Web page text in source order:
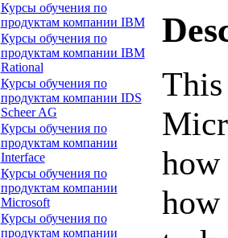
Курсы обучения по
продуктам компании IBM
Курсы обучения по
продуктам компании IBM
Rational
Курсы обучения по
продуктам компании IDS
Scheer AG
Курсы обучения по
продуктам компании
Interface
Курсы обучения по
продуктам компании
Microsoft
Курсы обучения по
продуктам компании
This
how
how